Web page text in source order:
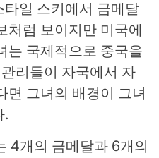
일 스키에서 금메달
처럼 보이지만 미국에
는 국제적으로 중국을
리들이 자국에서 자
면 그녀의 배경이 그녀
.
4개의 금메달과 6개의